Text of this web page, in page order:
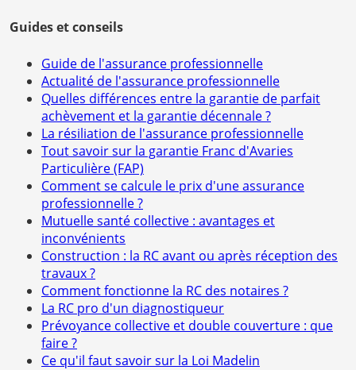
Guides et conseils
Guide de l'assurance professionnelle
Actualité de l'assurance professionnelle
Quelles différences entre la garantie de parfait
achèvement et la garantie décennale ?
La résiliation de l'assurance professionnelle
Tout savoir sur la garantie Franc d'Avaries
Particulière (FAP)
Comment se calcule le prix d'une assurance
professionnelle ?
Mutuelle santé collective : avantages et
inconvénients
Construction : la RC avant ou après réception des
travaux ?
Comment fonctionne la RC des notaires ?
La RC pro d'un diagnostiqueur
Prévoyance collective et double couverture : que
faire ?
Ce qu'il faut savoir sur la Loi Madelin